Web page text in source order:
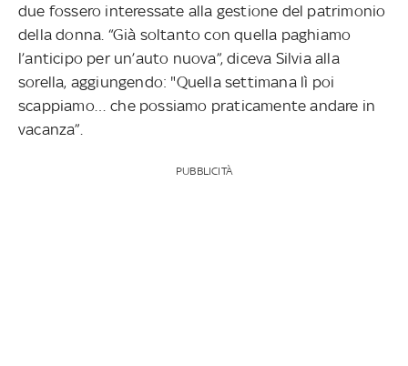
due fossero interessate alla gestione del patrimonio
della donna. “Già soltanto con quella paghiamo
l’anticipo per un’auto nuova”, diceva Silvia alla
sorella, aggiungendo: "Quella settimana lì poi
scappiamo… che possiamo praticamente andare in
vacanza”.
PUBBLICITÀ